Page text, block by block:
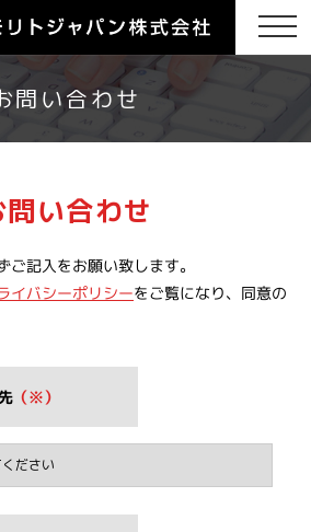
問い合わせ
問い合わせ
ご記入をお願い致します。
イバシーポリシーをご覧になり、同意の
（※）